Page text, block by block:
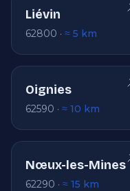
Liévin
62800 · ≈ 5 km
Oignies
62590 · ≈ 10 km
Nœux-les-Mines
62290 · ≈ 15 km